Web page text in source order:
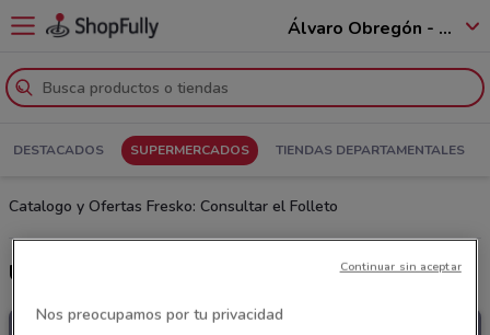
Álvaro Obregón - 01520
DESTACADOS SUPERMERCADOS TIENDAS DEPARTAMENTALES
Catalogo y Ofertas Fresko: Consultar el Folleto
Últimas ofertas Fresko
Nos preocupamos por tu privacidad
Continuar sin aceptar